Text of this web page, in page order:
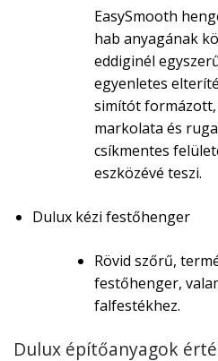
EasySmooth
hab anyagának
eddiginél
egyenletes
simítót
markolata és
csíkmentes
eszközévé teszi.
Dulux kézi festőhenger
Rövid szőrű,
festőhenger,
falfestékhez.
Dulux építőanyagok